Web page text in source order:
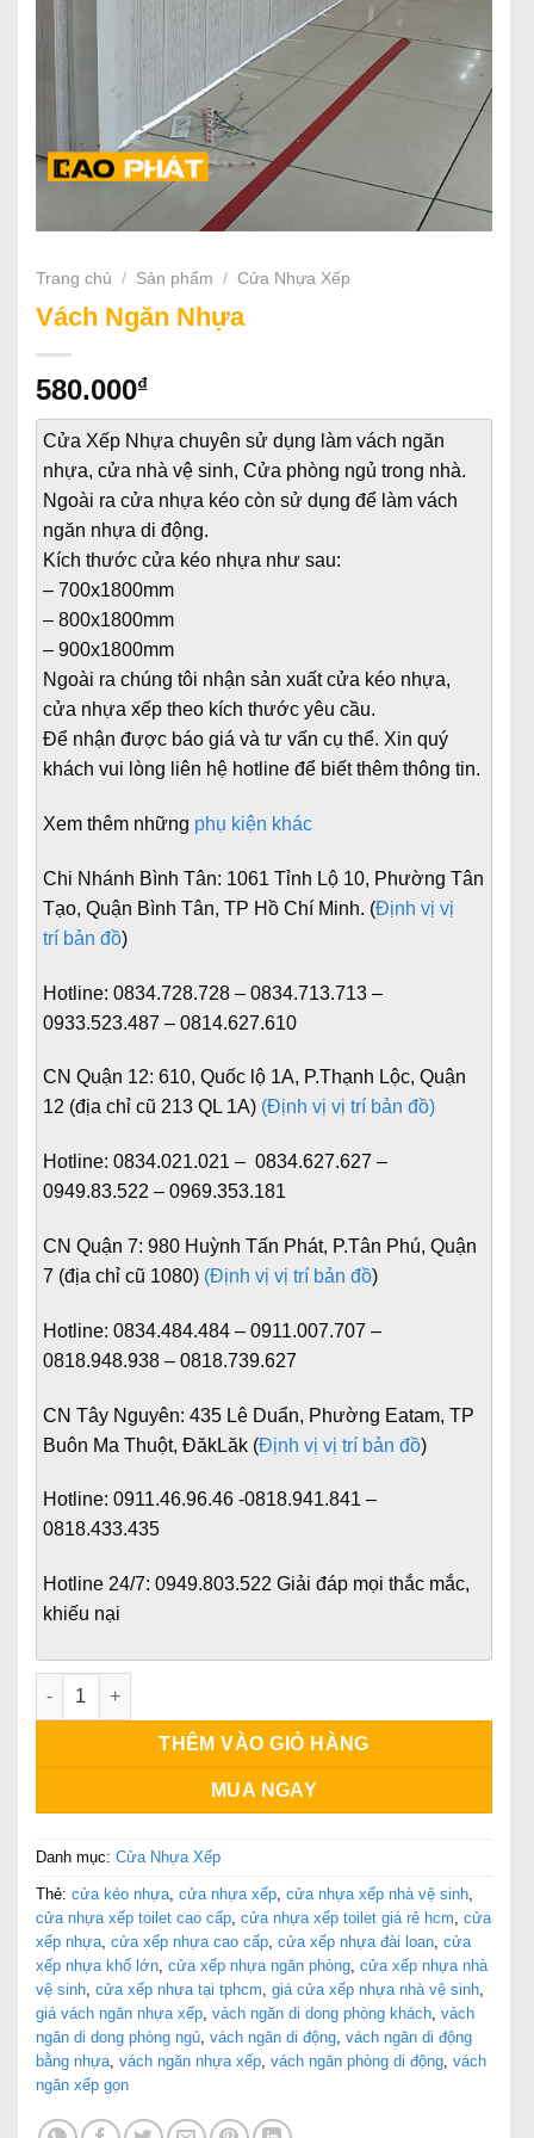
Trang chủ / Sản phẩm / Cửa Nhựa Xếp
Vách Ngăn Nhựa
580.000₫
Cửa Xếp Nhựa chuyên sử dụng làm vách ngăn
nhựa, cửa nhà vệ sinh, Cửa phòng ngủ trong nhà.
Ngoài ra cửa nhựa kéo còn sử dụng để làm vách
ngăn nhựa di động.
Kích thước cửa kéo nhựa như sau:
– 700x1800mm
– 800x1800mm
– 900x1800mm
Ngoài ra chúng tôi nhận sản xuất cửa kéo nhựa,
cửa nhựa xếp theo kích thước yêu cầu.
Để nhận được báo giá và tư vấn cụ thể. Xin quý
khách vui lòng liên hệ hotline để biết thêm thông tin.
Xem thêm những phụ kiện khác
Chi Nhánh Bình Tân: 1061 Tỉnh Lộ 10, Phường Tân
Tạo, Quận Bình Tân, TP Hồ Chí Minh. (Định vị vị
trí bản đồ)
Hotline: 0834.728.728 – 0834.713.713 –
0933.523.487 – 0814.627.610
CN Quận 12: 610, Quốc lộ 1A, P.Thạnh Lộc, Quận
12 (địa chỉ cũ 213 QL 1A) (Định vị vị trí bản đồ)
Hotline: 0834.021.021 – 0834.627.627 –
0949.83.522 – 0969.353.181
CN Quận 7: 980 Huỳnh Tấn Phát, P.Tân Phú, Quận
7 (địa chỉ cũ 1080) (Định vị vị trí bản đồ)
Hotline: 0834.484.484 – 0911.007.707 –
0818.948.938 – 0818.739.627
CN Tây Nguyên: 435 Lê Duẩn, Phường Eatam, TP
Buôn Ma Thuột, ĐăkLăk (Định vị vị trí bản đồ)
Hotline: 0911.46.96.46 -0818.941.841 –
0818.433.435
Hotline 24/7: 0949.803.522 Giải đáp mọi thắc mắc,
khiếu nại
Vách Ngăn Nhựa số lượng
THÊM VÀO GIỎ HÀNG
MUA NGAY
Danh mục: Cửa Nhựa Xếp
Thẻ: cửa kéo nhựa cửa nhựa xếp cửa nhựa xếp nhà vệ sinh
cửa nhựa xếp toilet cao cấp cửa nhựa xếp toilet giá rẻ hcm cửa
xếp nhựa cửa xếp nhựa cao cấp cửa xếp nhựa đài loan cửa
xếp nhựa khổ lớn cửa xếp nhựa ngăn phòng cửa xếp nhựa nhà
vệ sinh cửa xếp nhựa tại tphcm giá cửa xếp nhựa nhà vệ sinh
giá vách ngăn nhựa xếp vách ngăn di dong phòng khách vách
ngăn di dong phòng ngủ vách ngăn di động vách ngăn di động
bằng nhựa vách ngăn nhựa xếp vách ngăn phòng di động vách
ngăn xếp gọn